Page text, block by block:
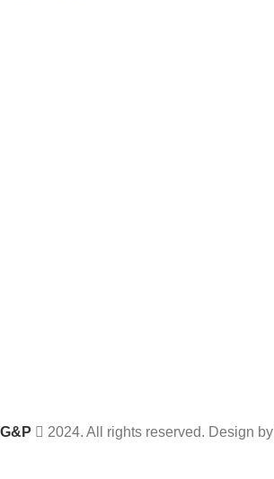
G&P 2024. All rights reserved. Design by